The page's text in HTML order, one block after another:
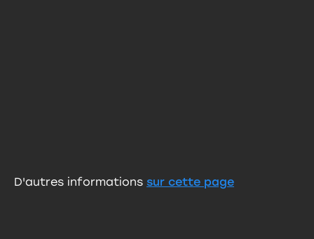
D'autres informations sur cette page